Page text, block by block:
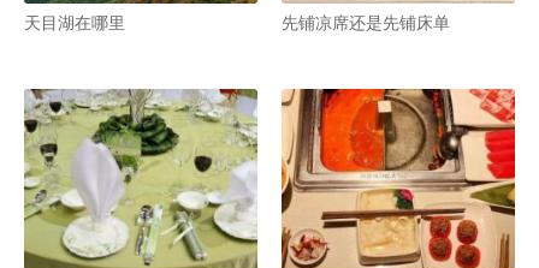
天目湖在哪里 先铺凉席还是先铺床单